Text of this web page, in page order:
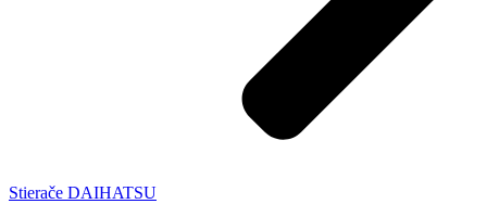
Stierače DAIHATSU